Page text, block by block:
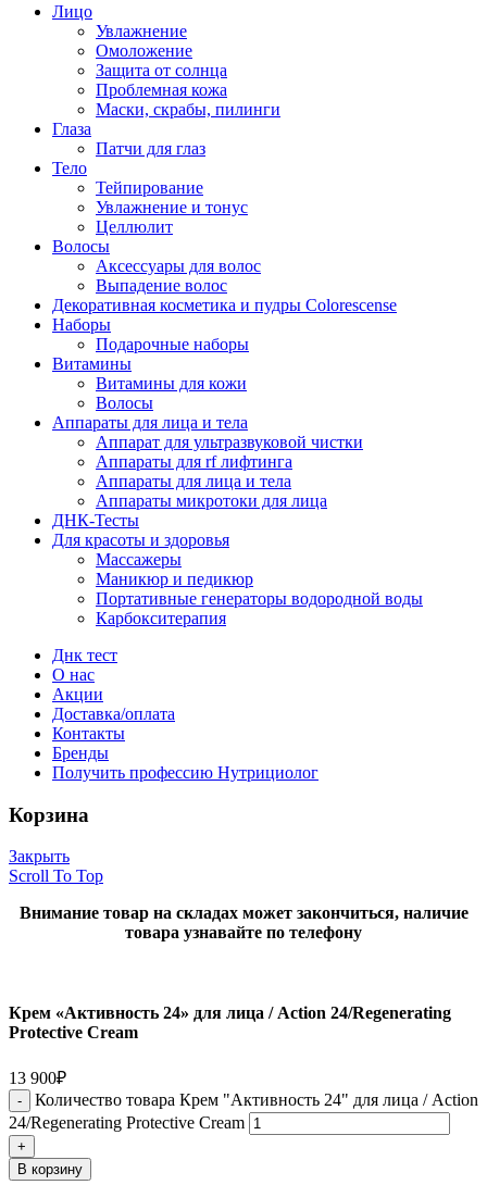
Лицо
Увлажнение
Омоложение
Защита от солнца
Проблемная кожа
Маски, скрабы, пилинги
Глаза
Патчи для глаз
Тело
Тейпирование
Увлажнение и тонус
Целлюлит
Волосы
Аксессуары для волос
Выпадение волос
Декоративная косметика и пудры Colorescense
Наборы
Подарочные наборы
Витамины
Витамины для кожи
Волосы
Аппараты для лица и тела
Аппарат для ультразвуковой чистки
Аппараты для rf лифтинга
Аппараты для лица и тела
Аппараты микротоки для лица
ДНК-Тесты
Для красоты и здоровья
Массажеры
Маникюр и педикюр
Портативные генераторы водородной воды
Карбокситерапия
Днк тест
О нас
Акции
Доставка/оплата
Контакты
Бренды
Получить профессию Нутрициолог
Корзина
Закрыть
Scroll To Top
Внимание товар на складах может закончиться, наличие
товара узнавайте по телефону
Крем «Активность 24» для лица / Action 24/Regenerating
Protective Cream
13 900₽
Количество товара Крем "Активность 24" для лица / Action
24/Regenerating Protective Cream
В корзину